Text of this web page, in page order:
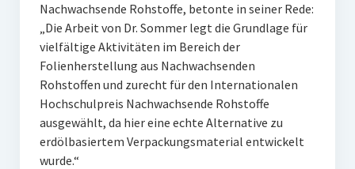
Nachwachsende Rohstoffe, betonte in seiner Rede:
„Die Arbeit von Dr. Sommer legt die Grundlage für
vielfältige Aktivitäten im Bereich der
Folienherstellung aus Nachwachsenden
Rohstoffen und zurecht für den Internationalen
Hochschulpreis Nachwachsende Rohstoffe
ausgewählt, da hier eine echte Alternative zu
erdölbasiertem Verpackungsmaterial entwickelt
wurde.“